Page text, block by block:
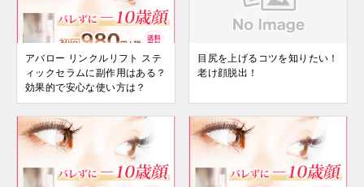
アバロー リンクルリフト ステ
ィックセラムに副作用はある？
効果的で安心な使い方は？
目尻を上げるコツを知りたい！
老け顔脱出！